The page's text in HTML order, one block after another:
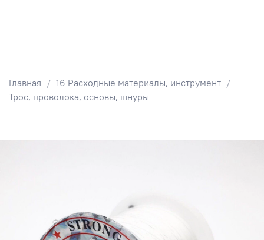
Главная
16 Расходные материалы, инструмент
Трос, проволока, основы, шнуры